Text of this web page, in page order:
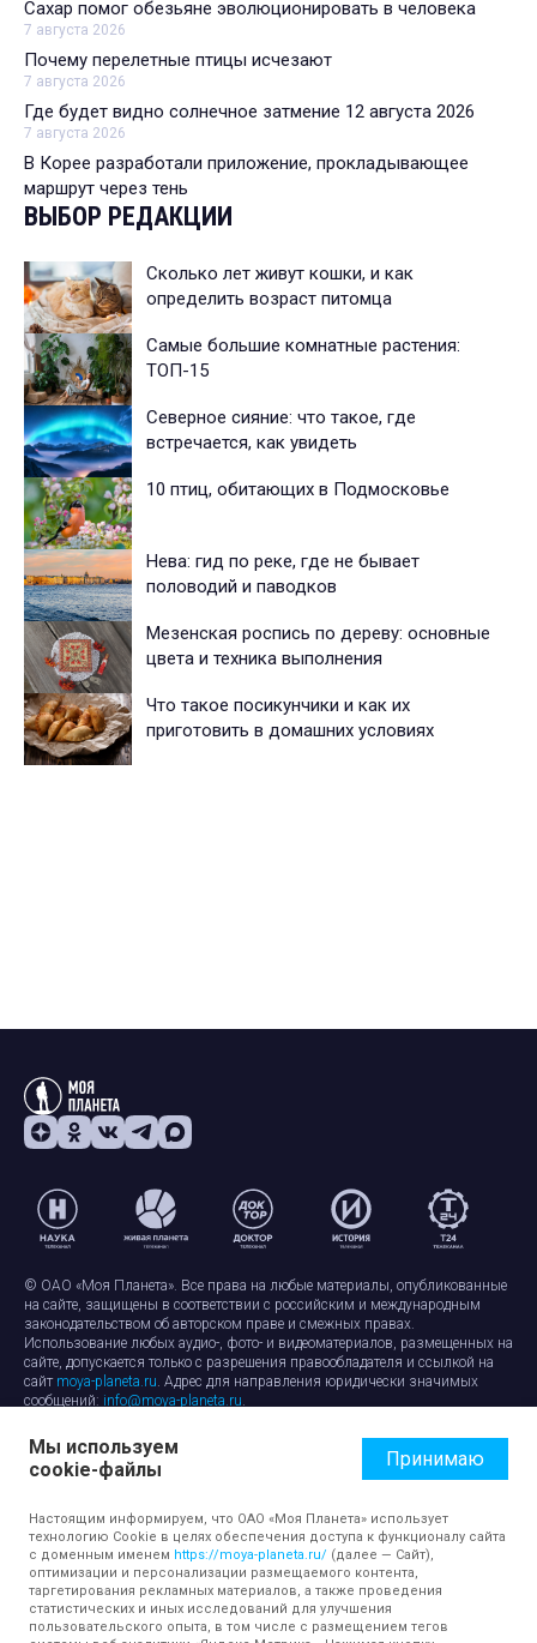
Сахар помог обезьяне эволюционировать в человека
7 августа 2026
Почему перелетные птицы исчезают
7 августа 2026
Где будет видно солнечное затмение 12 августа 2026
7 августа 2026
В Корее разработали приложение, прокладывающее
маршрут через тень
ВЫБОР РЕДАКЦИИ
Сколько лет живут кошки, и как
определить возраст питомца
Самые большие комнатные растения:
ТОП-15
Северное сияние: что такое, где
встречается, как увидеть
10 птиц, обитающих в Подмосковье
Нева: гид по реке, где не бывает
половодий и паводков
Мезенская роспись по дереву: основные
цвета и техника выполнения
Что такое посикунчики и как их
приготовить в домашних условиях
© ОАО «Моя Планета». Все права на любые материалы, опубликованные
на сайте, защищены в соответствии с российским и международным
законодательством об авторском праве и смежных правах.
Использование любых аудио-, фото- и видеоматериалов, размещенных на
сайте, допускается только с разрешения правообладателя и ссылкой на
сайт moya-planeta.ru. Адрес для направления юридически значимых
сообщений: info@moya-planeta.ru.
Правила сайтаРабота с cookie-файлами
Защита персональных данных
Обработка персональных данных
Мы используем
cookie-файлы
Принимаю
Настоящим информируем, что ОАО «Моя Планета» использует
технологию Cookie в целях обеспечения доступа к функционалу сайта
с доменным именем https://moya-planeta.ru/ (далее — Сайт),
оптимизации и персонализации размещаемого контента,
таргетирования рекламных материалов, а также проведения
статистических и иных исследований для улучшения
пользовательского опыта, в том числе с размещением тегов